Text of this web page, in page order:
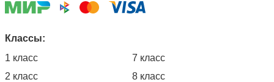
Классы:
1 класс
2 класс
7 класс
8 класс